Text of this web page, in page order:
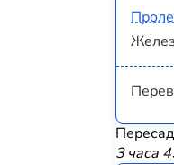
3 часа